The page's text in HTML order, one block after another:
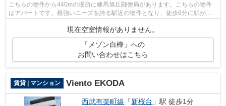
こちらの物件から440mの場所に練馬旭丘郵便局があります。こちらの物件
はアパートです。根強いニーズを誇る駅近の物件となり、徒歩6分に駅があ
ります。物件探しをはじめるなら、ランド...
現在空室情報がありません。
「メゾン白樺」への
お問い合わせはこちら
賃貸 | マンション Viento EKODA
西武有楽町線 「新桜台 」駅 徒歩1分